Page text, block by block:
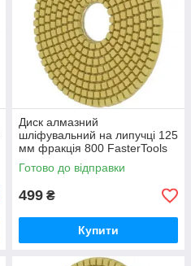
Диск алмазний
шліфувальний на липучці 125
мм фракція 800 FasterTools
(Е7149)
Готово до відправки
499 ₴
Купити